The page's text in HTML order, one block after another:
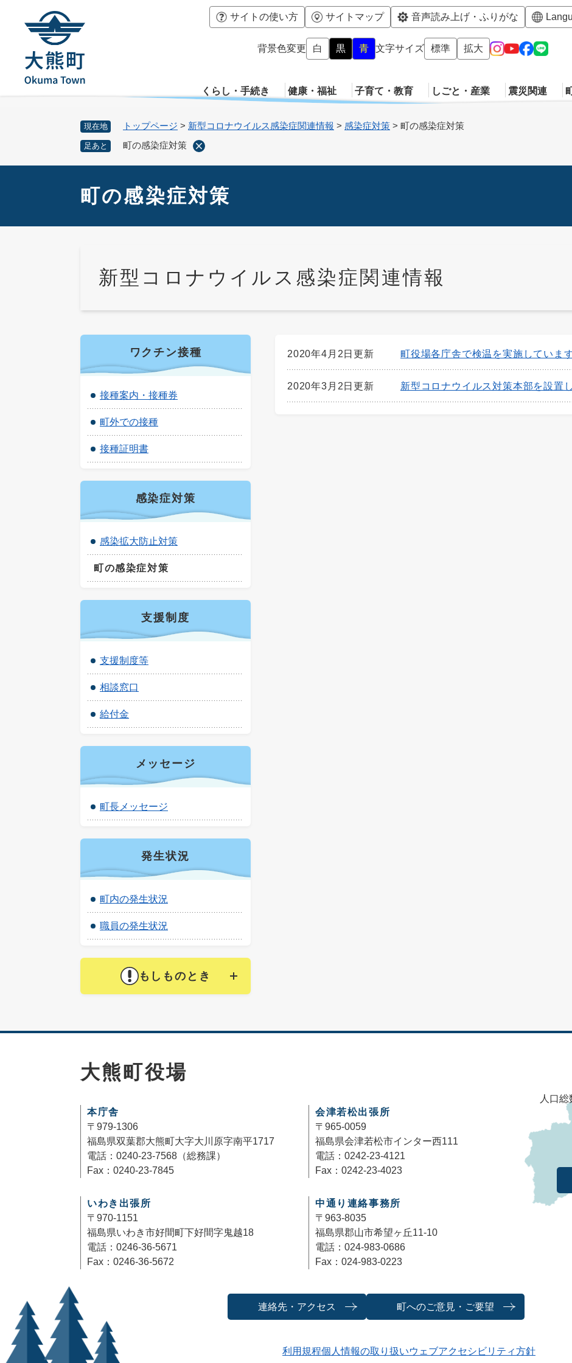
メニューを飛ばして本文へ
サイトの使い方 サイトマップ 音声読み上げ・ふりがな
背景色変更 白 黒 青 文字サイズ 標準 拡大
くらし・手続き 健康・福祉 子育て・教育 しごと・産業 震災関連
現在地 トップページ > 新型コロナウイルス感染症関連情報 > 感染症対策 > 町の感染症対策
足あと 町の感染症対策
町の感染症対策
新型コロナウイルス感染症関連情報
2020年4月2日更新 町役場各庁舎で検温を実施していま
2020年3月2日更新 新型コロナウイルス対策本部を設置
ワクチン接種
接種案内・接種券
町外での接種
接種証明書
感染症対策
感染拡大防止対策
町の感染症対策
支援制度
支援制度等
相談窓口
給付金
メッセージ
町長メッセージ
発生状況
町内の発生状況
職員の発生状況
もしものとき
大熊町役場
本庁舎
〒979-1306
福島県双葉郡大熊町大字大川原字南平1717
電話：0240-23-7568（総務課）
Fax：0240-23-7845
会津若松出張所
〒965-0059
福島県会津若松市インター西111
電話：0242-23-4121
Fax：0242-23-4023
いわき出張所
〒970-1151
福島県いわき市好間町下好間字鬼越18
電話：0246-36-5671
Fax：0246-36-5672
中通り連絡事務所
〒963-8035
福島県郡山市希望ヶ丘11-10
電話：024-983-0686
Fax：024-983-0223
連絡先・アクセス 町へのご意見・ご要望
人口総
利用規程個人情報の取り扱いウェブアクセシビリティ方針